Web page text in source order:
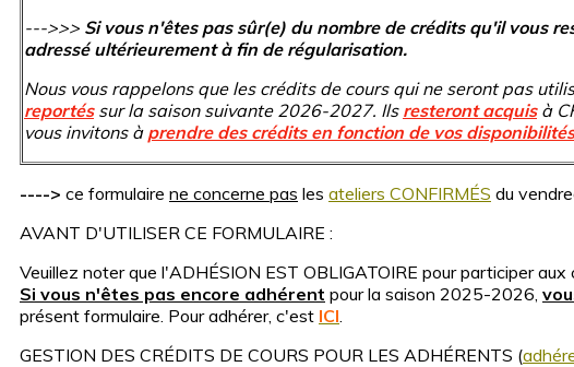
--->>> Si vous n'êtes pas sûr(e) du nombre de crédits qu'il vous
adressé ultérieurement à fin de régularisation.
Nous vous rappelons que les crédits de cours qui ne seront pas
reportéssur la saison suivante 2026-2027. Ils resteront acquisà
vous invitons à prendre des crédits en fonction de vos
----> ce formulaire ne concerne pas les ateliers CONFIRMÉS du
AVANT D'UTILISER CE FORMULAIRE :
Veuillez noter que l'ADHÉSION EST OBLIGATOIRE pour participer
Si vous n'êtes pas encore adhérent pour la saison 2025-2026,
présent formulaire. Pour adhérer, c'est ICI.
GESTION DES CRÉDITS DE COURS POUR LES ADHÉRENTS (